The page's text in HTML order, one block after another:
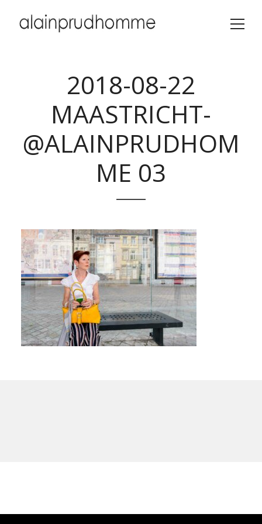
2018-08-22
MAASTRICHT-
@ALAINPRUDHOM
ME 03